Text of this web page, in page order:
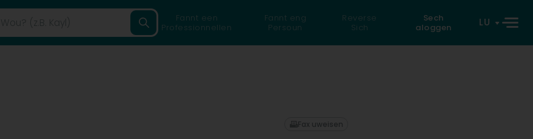
Fannt een
Professionnellen
Fannt eng
Persoun
Reverse
Sich
Sech
aloggen
LU
Fax uweisen